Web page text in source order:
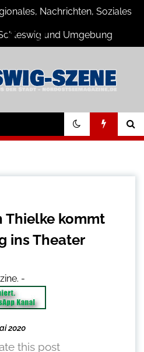
Nachrichten, Soziales
und Umgebung
Szene
aus
Thielke kommt
ins Theater
-
2020
this post